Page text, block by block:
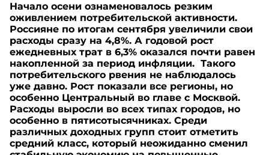
Начало осени ознаменовалось резким
оживлением потребительской активности.
Россияне по итогам сентября увеличили свои
расходы сразу на 4,8%. А годовой рост
ежедневных трат в 6,3% оказался почти равен
накопленной за период инфляции. Такого
потребительского рвения не наблюдалось
уже давно. Рост показали все регионы, но
особенно Центральный во главе с Москвой.
Расходы выросли во всех типах городов, но
особенно в пятисотысячниках. Среди
различных доходных групп стоит отметить
средний класс, который неожиданно сменил